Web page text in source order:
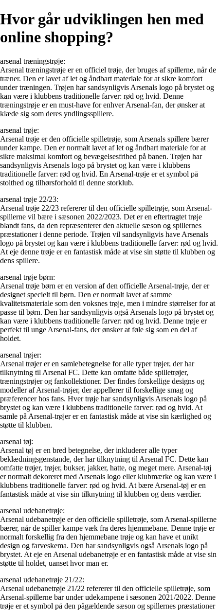
Hvor går udviklingen hen med
online shopping?
arsenal træningstrøje:
Arsenal træningstrøje er en officiel trøje, der bruges af spillerne, når de
træner. Den er lavet af let og åndbart materiale for at sikre komfort
under træningen. Trøjen har sandsynligvis Arsenals logo på brystet og
kan være i klubbens traditionelle farver: rød og hvid. Denne
træningstrøje er en must-have for enhver Arsenal-fan, der ønsker at
klæde sig som deres yndlingsspillere.
arsenal trøje:
Arsenal trøje er den officielle spilletrøje, som Arsenals spillere bærer
under kampe. Den er normalt lavet af let og åndbart materiale for at
sikre maksimal komfort og bevægelsesfrihed på banen. Trøjen har
sandsynligvis Arsenals logo på brystet og kan være i klubbens
traditionelle farver: rød og hvid. En Arsenal-trøje er et symbol på
stolthed og tilhørsforhold til denne storklub.
arsenal trøje 22/23:
Arsenal trøje 22/23 refererer til den officielle spilletrøje, som Arsenal-
spillerne vil bære i sæsonen 2022/2023. Det er en eftertragtet trøje
blandt fans, da den repræsenterer den aktuelle sæson og spillernes
præstationer i denne periode. Trøjen vil sandsynligvis have Arsenals
logo på brystet og kan være i klubbens traditionelle farver: rød og hvid.
At eje denne trøje er en fantastisk måde at vise sin støtte til klubben og
dens spillere.
arsenal trøje børn:
Arsenal trøje børn er en version af den officielle Arsenal-trøje, der er
designet specielt til børn. Den er normalt lavet af samme
kvalitetsmateriale som den voksnes trøje, men i mindre størrelser for at
passe til børn. Den har sandsynligvis også Arsenals logo på brystet og
kan være i klubbens traditionelle farver: rød og hvid. Denne trøje er
perfekt til unge Arsenal-fans, der ønsker at føle sig som en del af
holdet.
arsenal trøjer:
Arsenal trøjer er en samlebetegnelse for alle typer trøjer, der har
tilknytning til Arsenal FC. Dette kan omfatte både spilletrøjer,
træningstrøjer og fankollektioner. Der findes forskellige designs og
modeller af Arsenal-trøjer, der appellerer til forskellige smag og
præferencer hos fans. Hver trøje har sandsynligvis Arsenals logo på
brystet og kan være i klubbens traditionelle farver: rød og hvid. At
samle på Arsenal-trøjer er en fantastisk måde at vise sin kærlighed og
støtte til klubben.
arsenal tøj:
Arsenal tøj er en bred betegnelse, der inkluderer alle typer
beklædningsgenstande, der har tilknytning til Arsenal FC. Dette kan
omfatte trøjer, trøjer, bukser, jakker, hatte, og meget mere. Arsenal-tøj
er normalt dekoreret med Arsenals logo eller klubmærke og kan være i
klubbens traditionelle farver: rød og hvid. At bære Arsenal-tøj er en
fantastisk måde at vise sin tilknytning til klubben og dens værdier.
arsenal udebanetrøje:
Arsenal udebanetrøje er den officielle spilletrøje, som Arsenal-spillerne
bærer, når de spiller kampe væk fra deres hjemmebane. Denne trøje er
normalt forskellig fra den hjemmebane trøje og kan have et unikt
design og farveskema. Den har sandsynligvis også Arsenals logo på
brystet. At eje en Arsenal udebanetrøje er en fantastisk måde at vise sin
støtte til holdet, uanset hvor man er.
arsenal udebanetrøje 21/22:
Arsenal udebanetrøje 21/22 refererer til den officielle spilletrøje, som
Arsenal-spillerne bar under udekampene i sæsonen 2021/2022. Denne
trøje er et symbol på den pågældende sæson og spillernes præstationer